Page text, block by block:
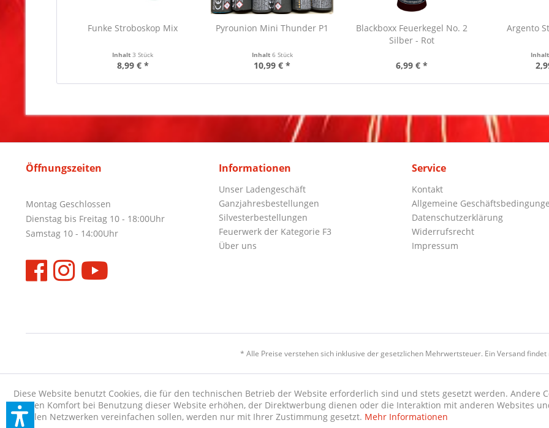
Funke Stroboskop Mix
Inhalt3 Stück
8,99 € *
Pyrounion Mini Thunder P1
Inhalt 6 Stück
10,99 € *
Blackboxx Feuerkegel No. 2
Silber - Rot
6,99 € *
Argento
Öffnungszeiten
Montag Geschlossen
Dienstag bis Freitag 10 - 18:00Uhr
Samstag 10 - 14:00Uhr
Informationen
Unser Ladengeschäft
Ganzjahresbestellungen
Silvesterbestellungen
Feuerwerk der Kategorie F3
Über uns
Service
Kontakt
Allgemeine
Datenschutzerklärung
Widerrufsrecht
Impressum
* Alle Preise verstehen sich inklusive der gesetzlichen Mehrwertsteuer. Ein Versand findet
Diese Website benutzt Cookies, die für den technischen Betrieb der Website erforderlich sind und stets gesetzt werden. Andere
die den Komfort bei Benutzung dieser Website erhöhen, der Direktwerbung dienen oder die Interaktion mit anderen Websites
sozialen Netzwerken vereinfachen sollen, werden nur mit Ihrer Zustimmung gesetzt. Mehr Informationen